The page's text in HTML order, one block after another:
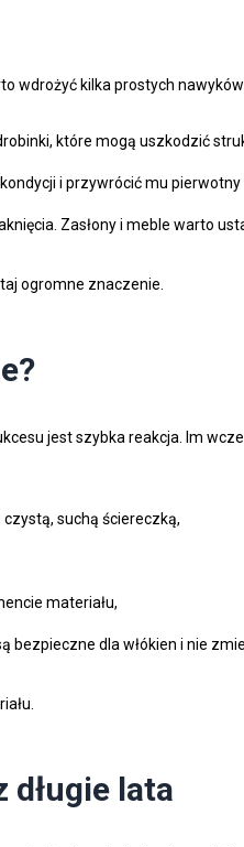
wdrożyć kilka prostych
które mogą uszkodzić
i przywrócić mu pierwotny
Zasłony i meble warto
ogromne znaczenie.
jest szybka reakcja. Im
suchą ściereczką,
materiału,
dla włókien i nie
lata